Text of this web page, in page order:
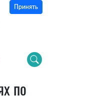
Принять
по